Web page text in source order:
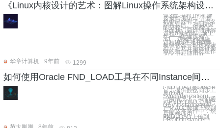
《Linux内核设计的艺术：图解Linux操作系统架构设计与实现原理》——第3章 进程1的创建及执行 3.1 进程1的创建
第3章 进程1的创建
及执行 现在，计算
机中已经有了一个名
副其实的、3特权级
的进程——进程0。
下面我们要详细讲解
进程0做的第一项工
作——创建进程1。
3.1 进程1的创建
进程0现在处在3特
权级状态，即进程状
态。正式开始运行要
做的第一件事就是作
为父进程调用fo
华章计算机
9年前 1299
如何使用Oracle FND_LOAD工具在不同Instance间同步数据(Example)
FNDLOAD是Oracle
官方提供数据同步工
具(Data
Synchronization)，
一般情况下，我们通
过FNDLOAD工具把
DEV Instance的客
户化AOL数据下载到
一个文本文件中，然
后同样使用
FNDLOAD上传到
PROD Instance中